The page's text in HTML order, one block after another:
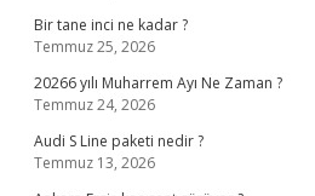
Bir tane inci ne kadar ?
Temmuz 25, 2026
20266 yılı Muharrem Ayı Ne Zaman ?
Temmuz 24, 2026
Audi S Line paketi nedir ?
Temmuz 13, 2026